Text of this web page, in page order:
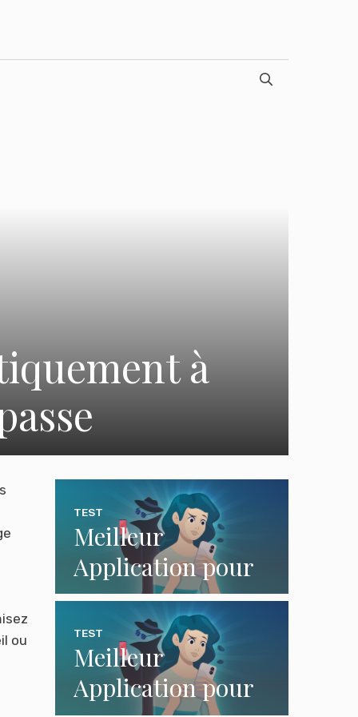
à
ou
Meilleur
Application pour
Surveiller un
Téléphone pour le
Contrôle Parental
TEST
Meilleur
Application pour
TEST